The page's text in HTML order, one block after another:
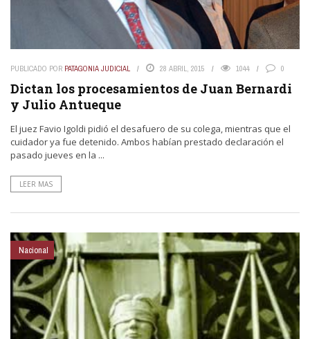
PUBLICADO POR PATAGONIA JUDICIAL 28 ABRIL, 2015 1044 0
Dictan los procesamientos de Juan Bernardi
y Julio Antueque
El juez Favio Igoldi pidió el desafuero de su colega, mientras que el
cuidador ya fue detenido. Ambos habían prestado declaración el
pasado jueves en la ...
LEER MAS
Nacional